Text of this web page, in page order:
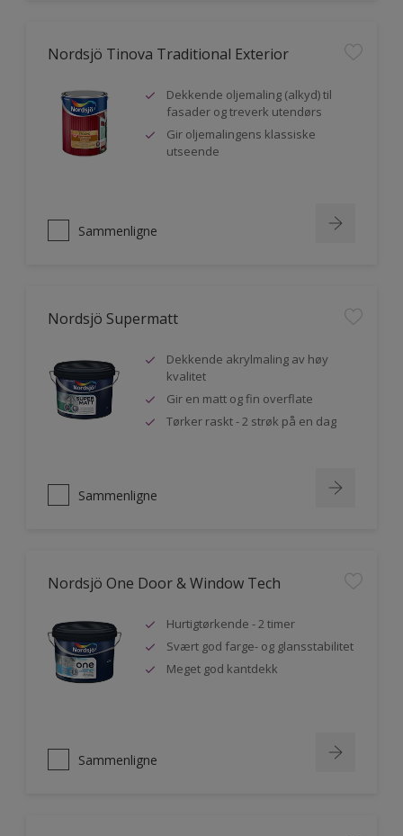
Nordsjö Tinova Traditional Exterior
Dekkende oljemaling (alkyd) til
fasader og treverk utendørs
Gir oljemalingens klassiske
utseende
Sammenligne
Nordsjö Supermatt
Dekkende akrylmaling av høy
kvalitet
Gir en matt og fin overflate
Tørker raskt - 2 strøk på en dag
Sammenligne
Nordsjö One Door & Window Tech
Hurtigtørkende - 2 timer
Svært god farge- og glansstabilitet
Meget god kantdekk
Sammenligne